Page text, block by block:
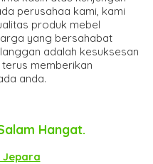
perusahaa kami, kami
produk mebel
yang bersahabat
adalah kesuksesan
memberikan
anda.
Hangat.